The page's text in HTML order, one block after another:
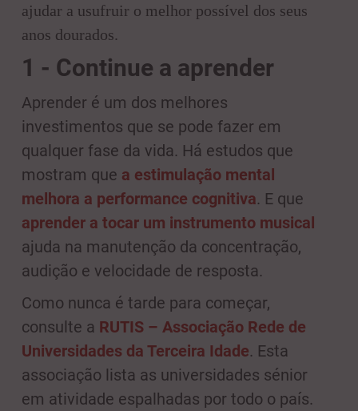
ajudar a usufruir o melhor possível dos seus
anos dourados.
1 - Continue a aprender
Aprender é um dos melhores
investimentos que se pode fazer em
qualquer fase da vida. Há estudos que
mostram que a estimulação mental
melhora a performance cognitiva. E que
aprender a tocar um instrumento musical
ajuda na manutenção da concentração,
audição e velocidade de resposta.
Como nunca é tarde para começar,
consulte a RUTIS – Associação Rede de
Universidades da Terceira Idade. Esta
associação lista as universidades sénior
em atividade espalhadas por todo o país.